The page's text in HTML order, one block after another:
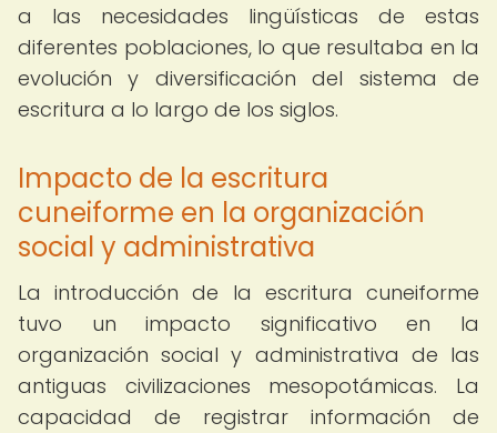
a las necesidades lingüísticas de estas
diferentes poblaciones, lo que resultaba en la
evolución y diversificación del sistema de
escritura a lo largo de los siglos.
Impacto de la escritura
cuneiforme en la organización
social y administrativa
La introducción de la escritura cuneiforme
tuvo un impacto significativo en la
organización social y administrativa de las
antiguas civilizaciones mesopotámicas. La
capacidad de registrar información de